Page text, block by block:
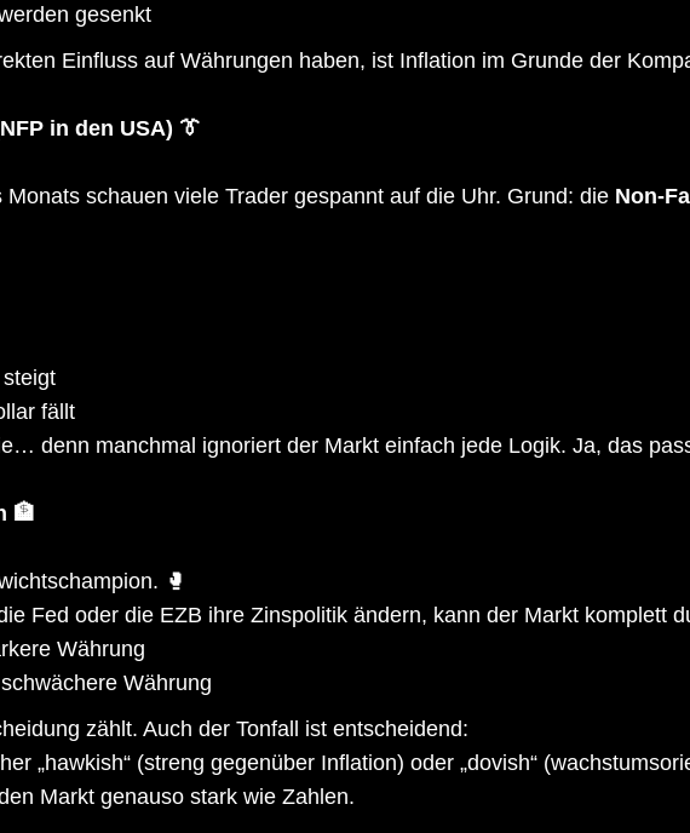
gesenkt
Einfluss auf Währungen haben, ist Inflation im Grunde der
in den USA) 👔
schauen viele Trader gespannt auf die Uhr. Grund: die Non-
fällt
denn manchmal ignoriert der Markt einfach jede Logik. Ja, das
🏦
🥊
Fed oder die EZB ihre Zinspolitik ändern, kann der Markt komplett
Währung
Währung
zählt. Auch der Tonfall ist entscheidend:
„hawkish“ (streng gegenüber Inflation) oder „dovish“
Markt genauso stark wie Zahlen.